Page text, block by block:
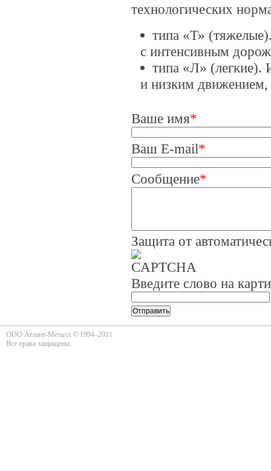
технологических
типа «Т»
с интенсивным
типа «Л» (легкие).
и низким движением,
Ваше имя*
Ваш E-mail*
Сообщение*
Защита от
Введите слово на
ООО Атлант-Металл © 1994–2011
Все права защищены.